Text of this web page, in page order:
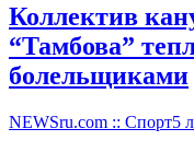
Коллектив
“Тамбова”
болельщиками
NEWSru.com :: Спорт5